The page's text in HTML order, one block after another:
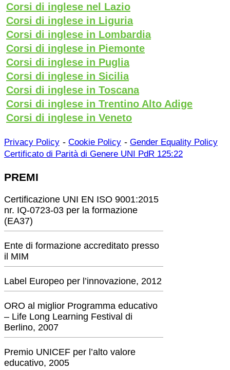
Corsi di inglese nel Lazio
Corsi di inglese in Liguria
Corsi di inglese in Lombardia
Corsi di inglese in Piemonte
Corsi di inglese in Puglia
Corsi di inglese in Sicilia
Corsi di inglese in Toscana
Corsi di inglese in Trentino Alto Adige
Corsi di inglese in Veneto
Privacy Policy - Cookie Policy - Gender Equality Policy
Certificato di Parità di Genere UNI PdR 125:22
PREMI
Certificazione UNI EN ISO 9001:2015
nr. IQ-0723-03 per la formazione
(EA37)
Ente di formazione accreditato presso
il MIM
Label Europeo per l’innovazione, 2012
ORO al miglior Programma educativo
– Life Long Learning Festival di
Berlino, 2007
Premio UNICEF per l’alto valore
educativo, 2005